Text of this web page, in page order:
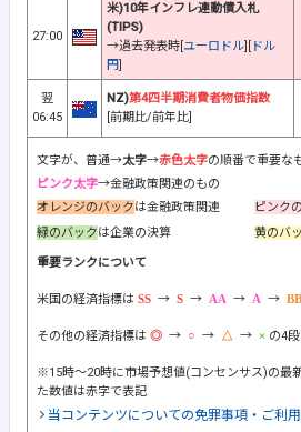
27:00
米)10年インフレ連動債入札
(TIPS)
→過去発表時[ ユーロドル
ドル
円
翌
06:45
NZ)第4四半期消費者物価指数
[前期比/前年比]
文字が、普通→太字→赤色太字の順番で重要な
ピンク太字→金融政策関連のもの
オレンジのバックは金融政策関連 ピンク
緑のバックは企業の決算 黄のバ
重要ランクについて
米国の経済指標は → → → →
その他の経済指標は → → → の4
※15時～20時に市場予想値(コンセンサス)の最
た数値は赤字で表記
当コンテンツについての免罪事項・ご利